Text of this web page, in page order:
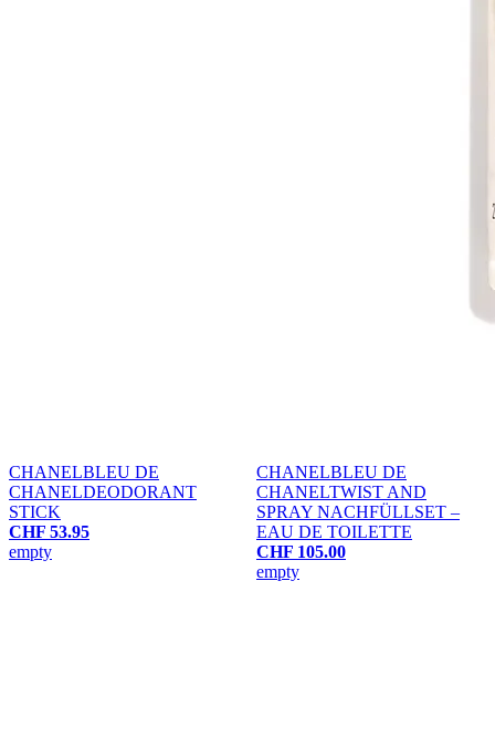
CHANELBLEU DE
CHANELDEODORANT
STICK
CHF 53.95
empty
CHANELBLEU DE
CHANELTWIST AND
SPRAY NACHFÜLLSET –
EAU DE TOILETTE
CHF 105.00
empty